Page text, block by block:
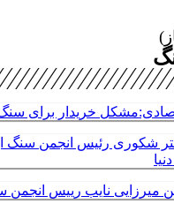
خریدار برای
شکوری رئیس انجمن سنگ
میرزایی نایب رییس انجمن